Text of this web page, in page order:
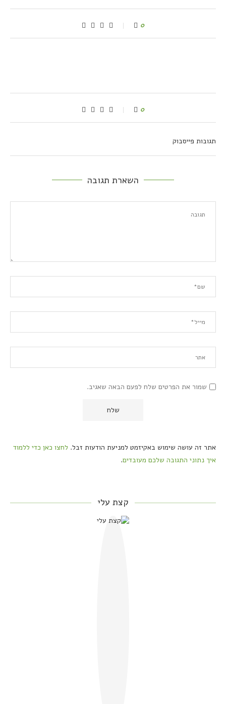
0
0
תגובות פייסבוק
השארת תגובה
שמור את הפרטים שלח לפעם הבאה שאגיב.
אתר זה עושה שימוש באקיזמט למניעת הודעות זבל. לחצו כאן כדי ללמוד
איך נתוני התגובה שלכם מעובדים.
קצת עלי